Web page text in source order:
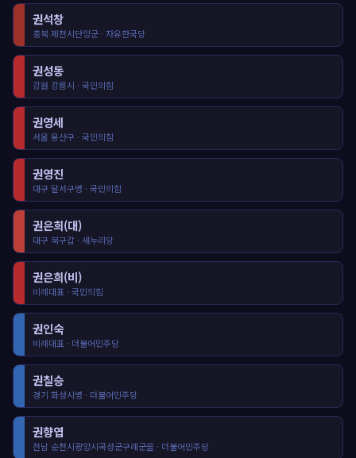
권석창
충북 제천시단양군 · 자유한국당
권성동
강원 강릉시 · 국민의힘
권영세
서울 용산구 · 국민의힘
권영진
대구 달서구병 · 국민의힘
권은희(대)
대구 북구갑 · 새누리당
권은희(비)
비례대표 · 국민의힘
권인숙
비례대표 · 더불어민주당
권칠승
경기 화성시병 · 더불어민주당
권향엽
전남 순천시광양시곡성군구례군을 · 더불어민주당